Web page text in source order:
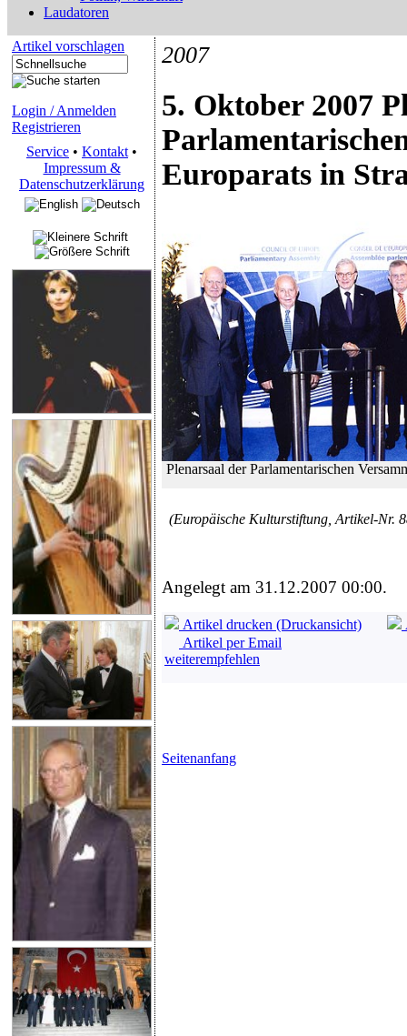
Laudatoren
Artikel vorschlagen
Login / Anmelden
Registrieren
Service • Kontakt •
Impressum &
Datenschutzerklärung
2007
5. Oktober 2007
Europarats in
Plenarsaal der Parlamentarischen
(Europäische Kulturstiftung, Artikel-Nr.
Angelegt am 31.12.2007 00:00.
Artikel drucken (Druckansicht)
Artikel per Email
weiterempfehlen
Seitenanfang